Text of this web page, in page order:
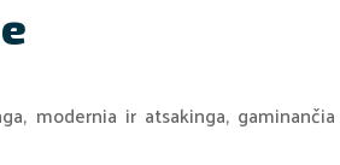
modernia ir atsakinga,